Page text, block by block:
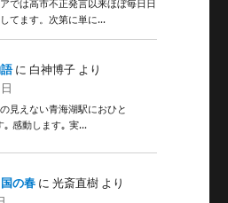
では高市不正発言以来ほぼ毎日日
てます。次第に単に…
に 白神博子 より
見えない青海湖駅におひと
感動します｡ 実…
の春 に光斎直樹 より